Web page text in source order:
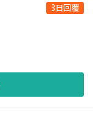
3日回覆